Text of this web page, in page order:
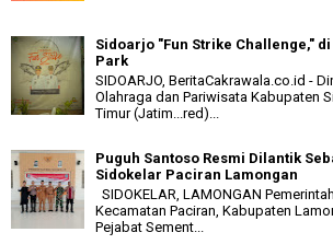
Sidoarjo "Fun Strike Challenge,"
Park
SIDOARJO, BeritaCakrawala.co.id -
Olahraga dan Pariwisata Kabupaten
Timur (Jatim...red)...
Puguh Santoso Resmi Dilantik
Sidokelar Paciran Lamongan
SIDOKELAR, LAMONGAN
Kecamatan Paciran, Kabupaten
Pejabat Sement...